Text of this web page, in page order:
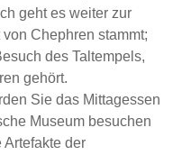
geht es weiter zur
Chephren stammt;
des Taltempels,
gehört.
Sie das Mittagessen
Museum besuchen
der